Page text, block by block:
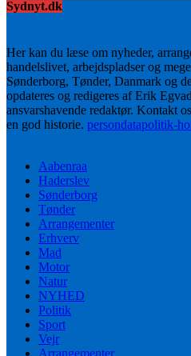
Sydnyt.dk
Her kan du læse om nyheder,
handelslivet, arbejdspladser og
Sønderborg, Tønder, Danmark og
opdateres og redigeres af Erik
ansvarshavende redaktør. Kontakt
en god historie. persondatapolitik-
Aabenraa
Haderslev
Sønderborg
Tønder
Arrangementer
Erhverv
Mad
Motor
Natur
NYHED
Politik
Sport
Vejr
Arrangementer